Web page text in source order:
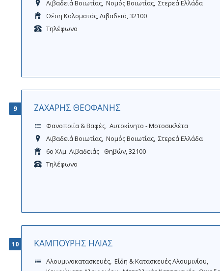
Λιβαδειά Βοιωτίας Νομός Βοιωτίας Στερεά Ελλάδα
Θέση Κολοματάς, Λιβαδειά, 32100
Τηλέφωνο
9 ΖΑΧΑΡΗΣ ΘΕΟΦΑΝΗΣ
Φανοποιία & Βαφές Αυτοκίνητο - Μοτοσικλέτα
Λιβαδειά Βοιωτίας Νομός Βοιωτίας Στερεά Ελλάδα
6ο Χλμ. Λιβαδειάς - Θηβών, 32100
Τηλέφωνο
10 ΚΑΜΠΟΥΡΗΣ ΗΛΙΑΣ
Αλουμινοκατασκευές Είδη & Κατασκευές Αλουμινίου